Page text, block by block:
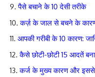
पैसे बचाने के 10 देसी तरीके
कर्ज़ के जाल से बचने के
आपकी गरीबी के 10 कारण:
कैसे छोटी-छोटी 15 आदतें
कर्ज के मुख्य कारण और